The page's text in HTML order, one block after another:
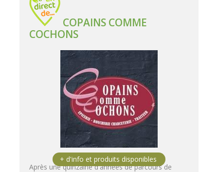
COPAINS COMME
COCHONS
Après une quinzaine d'années de parcours de